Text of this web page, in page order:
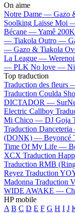
On aime
Notre Dame — Gazo
Soolking Laisse Moi
Bécane —Yamê
— Tiakola Outro —
— Gazo & Tiakola
La League — Werenoi
— PLK No love —
Top traduction
Traduction des fleurs
Traduction Coulda
DICTADOR —
Electric Callboy
Mi Chico — DJ Goja
Traduction
(DONK) — Beyoncé
Time Of My Life —
XCX Traduction
Traduction RMB
Reyez Traduction
Madonna Traduction
WIDE AWAKE —
HP mobile
A B C D E F G H I J